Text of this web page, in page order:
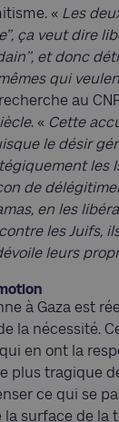
« Les
ça veut
et donc
qui
au
. « Cette
le désir
les
de
en les
les Juifs,
leurs
à Gaza est
la nécessité.
en ont la
plus tragique
ce qui se
surface de la